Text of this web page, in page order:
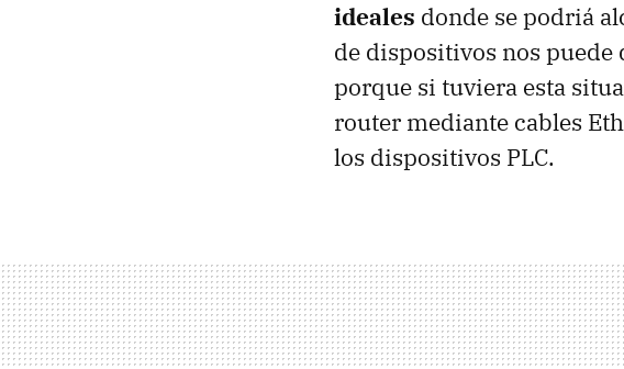
ideales donde se podriá
de dispositivos nos puede
porque si tuviera esta
router mediante cables
los dispositivos PLC.